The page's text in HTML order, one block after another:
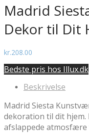
Madrid
Dekor til Dit
kr.208.00
Bedste pris hos Illux.dk
Beskrivelse
Madrid Siesta
dekoration til dit
afslappede